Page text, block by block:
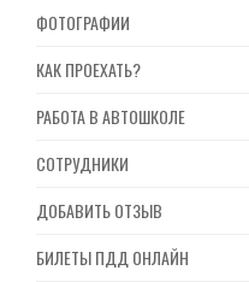
ФОТОГРАФИИ
КАК ПРОЕХАТЬ?
РАБОТА В АВТОШКОЛЕ
СОТРУДНИКИ
ДОБАВИТЬ ОТЗЫВ
БИЛЕТЫ ПДД ОНЛАЙН